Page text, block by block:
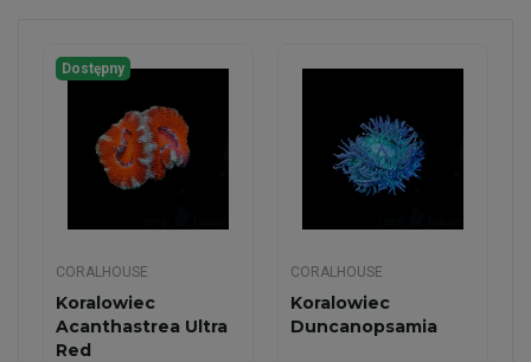
Dostępny
CORALHOUSE
Koralowiec
Acanthastrea Ultra
Red
CORALHOUSE
Koralowiec
Duncanopsamia